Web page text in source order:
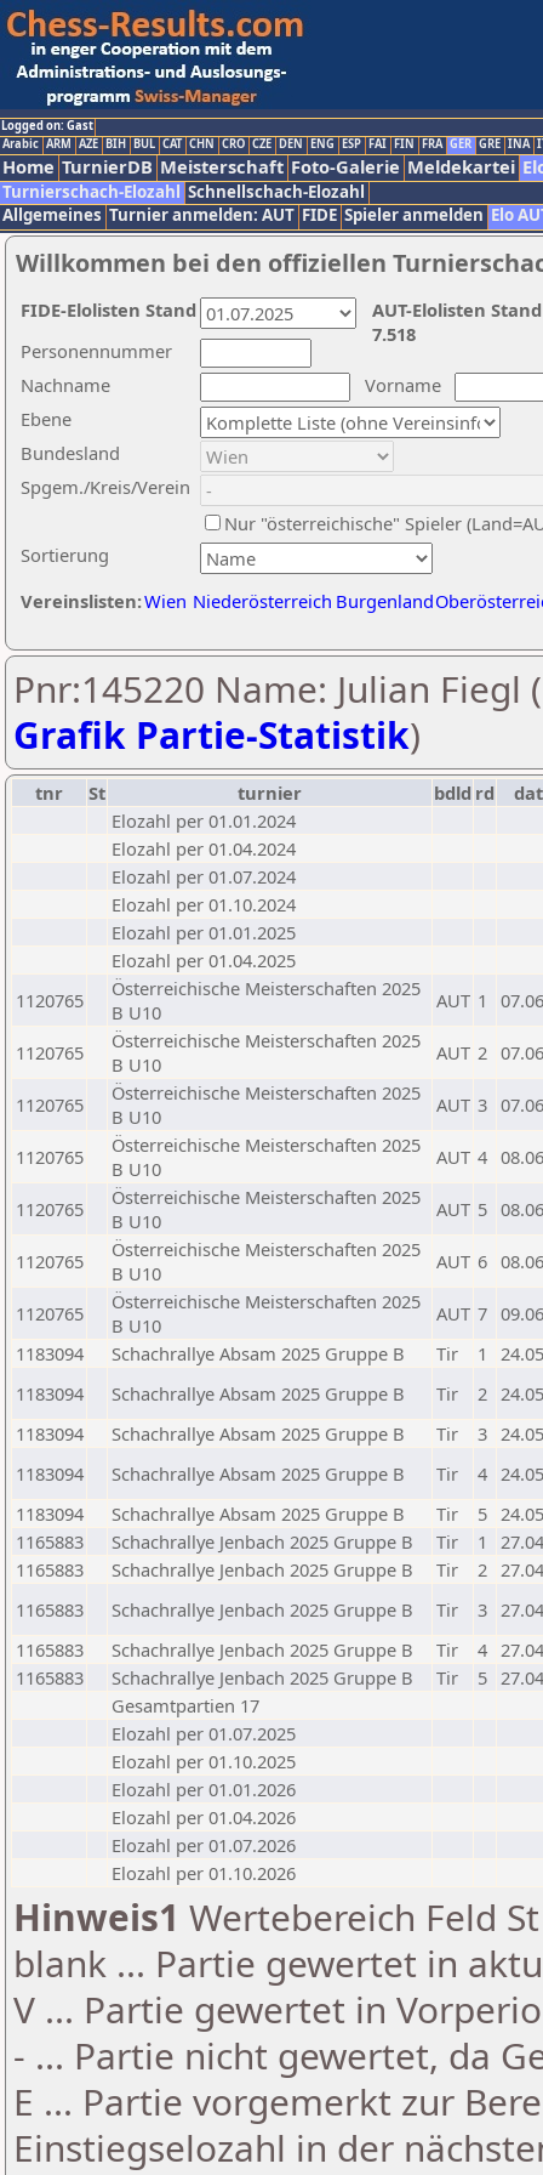
Logged on: Gast
Arabic ARM AZE BIH BUL CAT CHN CRO CZE DEN ENG ESP FAI FIN FRA GER GRE INA
Home TurnierDB Meisterschaft Foto-Galerie Meldekartei
Turnierschach-Elozahl Schnellschach-Elozahl
Allgemeines Turnier anmelden: AUT FIDE Spieler anmelden Elo
Willkommen bei den offiziellen
Nachname
Vorname
Ebene
Sortierung
Personennummer
Bundesland
Spgem./Kreis/Verein
Nur "österreichische" Spieler
Vereinslisten:Wien Niederösterreich Burgenland
AUT-Elolisten
7.518
FIDE-Elolisten Stand
Pnr:145220 Name: Julian Fiegl (
Grafik Partie-Statistik)
tnr St turnier bdld rd
Elozahl per 01.01.2024
Elozahl per 01.04.2024
Elozahl per 01.07.2024
Elozahl per 01.10.2024
Elozahl per 01.01.2025
Elozahl per 01.04.2025
1120765
Österreichische Meisterschaften 2025
B U10
AUT 1
1120765
Österreichische Meisterschaften 2025
B U10
AUT 2
1120765
Österreichische Meisterschaften 2025
B U10
AUT 3
1120765
Österreichische Meisterschaften 2025
B U10
AUT 4
1120765
Österreichische Meisterschaften 2025
B U10
AUT 5
1120765
Österreichische Meisterschaften 2025
B U10
AUT 6
1120765
Österreichische Meisterschaften 2025
B U10
AUT 7
1183094
Schachrallye Absam 2025 Gruppe B Tir 1
1183094
Schachrallye Absam 2025 Gruppe B Tir 2
1183094
Schachrallye Absam 2025 Gruppe B Tir 3
1183094
Schachrallye Absam 2025 Gruppe B Tir 4
1183094
Schachrallye Absam 2025 Gruppe B Tir 5
1165883
Schachrallye Jenbach 2025 Gruppe B Tir 1
1165883
Schachrallye Jenbach 2025 Gruppe B Tir 2
1165883
Schachrallye Jenbach 2025 Gruppe B Tir 3
1165883
Schachrallye Jenbach 2025 Gruppe B Tir 4
1165883
Schachrallye Jenbach 2025 Gruppe B Tir 5
Gesamtpartien 17
Elozahl per 01.07.2025
Elozahl per 01.10.2025
Elozahl per 01.01.2026
Elozahl per 01.04.2026
Elozahl per 01.07.2026
Elozahl per 01.10.2026
Hinweis1 Wertebereich Feld
blank ... Partie gewertet in
V ... Partie gewertet in
- ... Partie nicht gewertet, da
E ... Partie vorgemerkt zur
Einstiegselozahl in der